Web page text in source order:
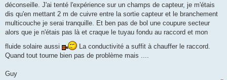
déconseille. J'ai tenté l'expérience sur un champs de capteur, je m'étais
dis qu'en mettant 2 m de cuivre entre la sortie capteur et le branchement
multicouche je serai tranquille. Et ben pas de bol une coupure secteur
alors que je n'étais pas là et craque le tuyau fondu au raccord et mon
fluide solaire aussi
La conductivité a suffit à chauffer le raccord.
Quand tout tourne bien pas de problème mais ....
Guy